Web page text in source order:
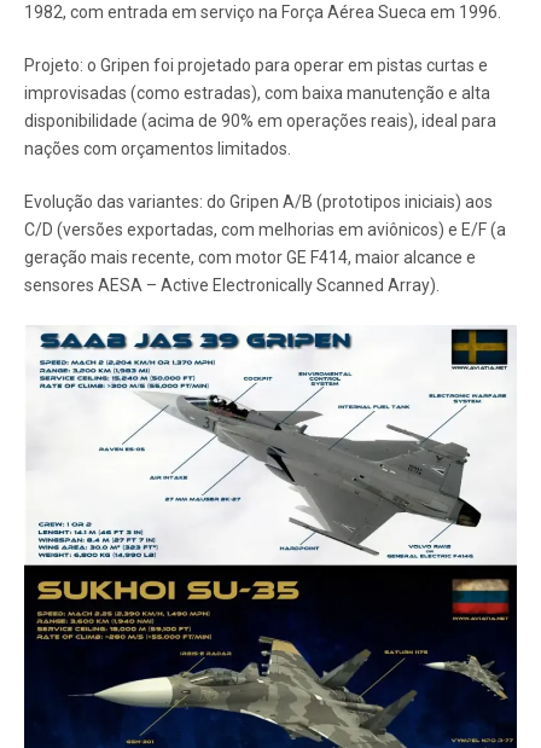
1982, com entrada em serviço na Força Aérea Sueca em 1996.
Projeto: o Gripen foi projetado para operar em pistas curtas e
improvisadas (como estradas), com baixa manutenção e alta
disponibilidade (acima de 90% em operações reais), ideal para
nações com orçamentos limitados.
Evolução das variantes: do Gripen A/B (prototipos iniciais) aos
C/D (versões exportadas, com melhorias em aviônicos) e E/F (a
geração mais recente, com motor GE F414, maior alcance e
sensores AESA – Active Electronically Scanned Array).